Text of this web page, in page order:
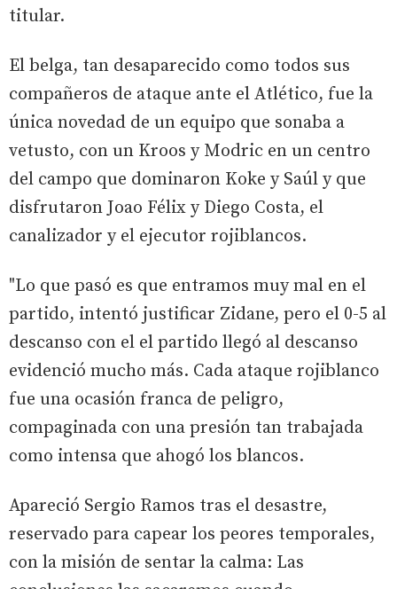
titular.
El belga, tan desaparecido como todos sus
compañeros de ataque ante el Atlético, fue la
única novedad de un equipo que sonaba a
vetusto, con un Kroos y Modric en un centro
del campo que dominaron Koke y Saúl y que
disfrutaron Joao Félix y Diego Costa, el
canalizador y el ejecutor rojiblancos.
"Lo que pasó es que entramos muy mal en el
partido, intentó justificar Zidane, pero el 0-5 al
descanso con el el partido llegó al descanso
evidenció mucho más. Cada ataque rojiblanco
fue una ocasión franca de peligro,
compaginada con una presión tan trabajada
como intensa que ahogó los blancos.
Apareció Sergio Ramos tras el desastre,
reservado para capear los peores temporales,
con la misión de sentar la calma: Las